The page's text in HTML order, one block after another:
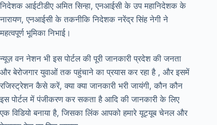
निदेशक आईटीडीए अमित सिन्हा, एनआईसी के उप महानिदेशक के
नारायण, एनआईसी के तकनीकि निदेशक नरेंद्र सिंह नेगी ने
महत्वपूर्ण भूमिका निभाई।
न्यूज़ वन नेशन भी इस पोर्टल की पूरी जानकारी प्रदेश की जनता
और बेरोजगार युवाओं तक पहुंचाने का प्रयास कर रहा है , और इसमें
रजिस्ट्रेशन कैसे करें, क्या क्या जानकारी भरी जायंगी, कौन कौन
इस पोर्टल में पंजीकरण कर सकता है आदि की जानकारी के लिए
एक विडियो बनाया है, जिसका लिंक आपको हमारे यूट्यूब चेनल और